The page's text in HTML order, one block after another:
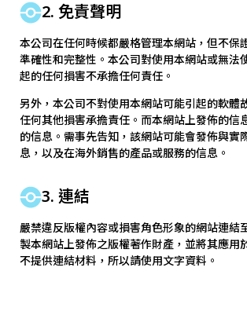
2. 免責聲明
本公司在任何時候都嚴格管理本網站，但不保
準確性和完整性。本公司對使用本網站或無法
起的任何損害不承擔任何責任。
另外，本公司不對使用本網站可能引起的軟體
任何其他損害承擔責任。而本網站上發佈的信
的信息。需事先告知，該網站可能會發佈與實
息，以及在海外銷售的產品或服務的信息。
3. 連結
嚴禁違反版權內容或損害角色形象的網站連結
製本網站上發佈之版權著作財產，並將其應用
不提供連結材料，所以請使用文字資料。